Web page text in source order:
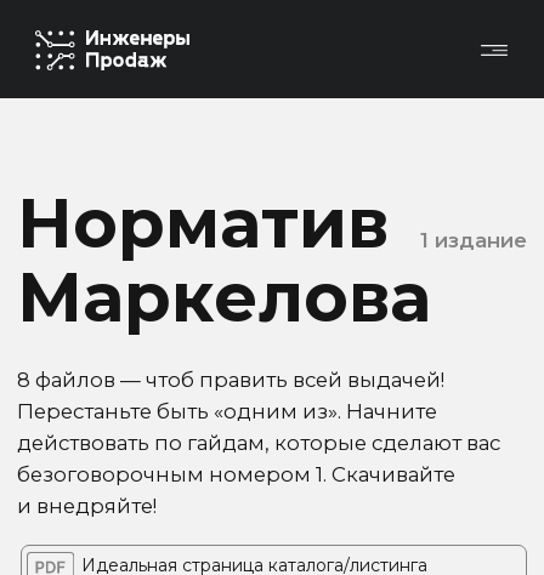
Маркелова
8 файлов — чтоб править всей выдачей!
Перестаньте быть «одним из». Начните
действовать по гайдам, которые сделают вас
безоговорочным номером 1. Скачивайте
Идеальная страница каталога/листинга
Идеальная страница услуг
Идеальная продающая статья
Идеальная карточка товара
40 параметров
Техническая оптимизация сайта